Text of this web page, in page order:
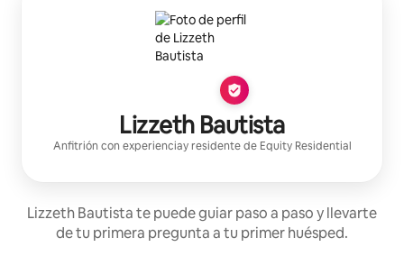
Lizzeth Bautista
Anfitrión con experienciay residente de Equity Residential
Lizzeth Bautista te puede guiar paso a paso y llevarte
de tu primera pregunta a tu primer huésped.